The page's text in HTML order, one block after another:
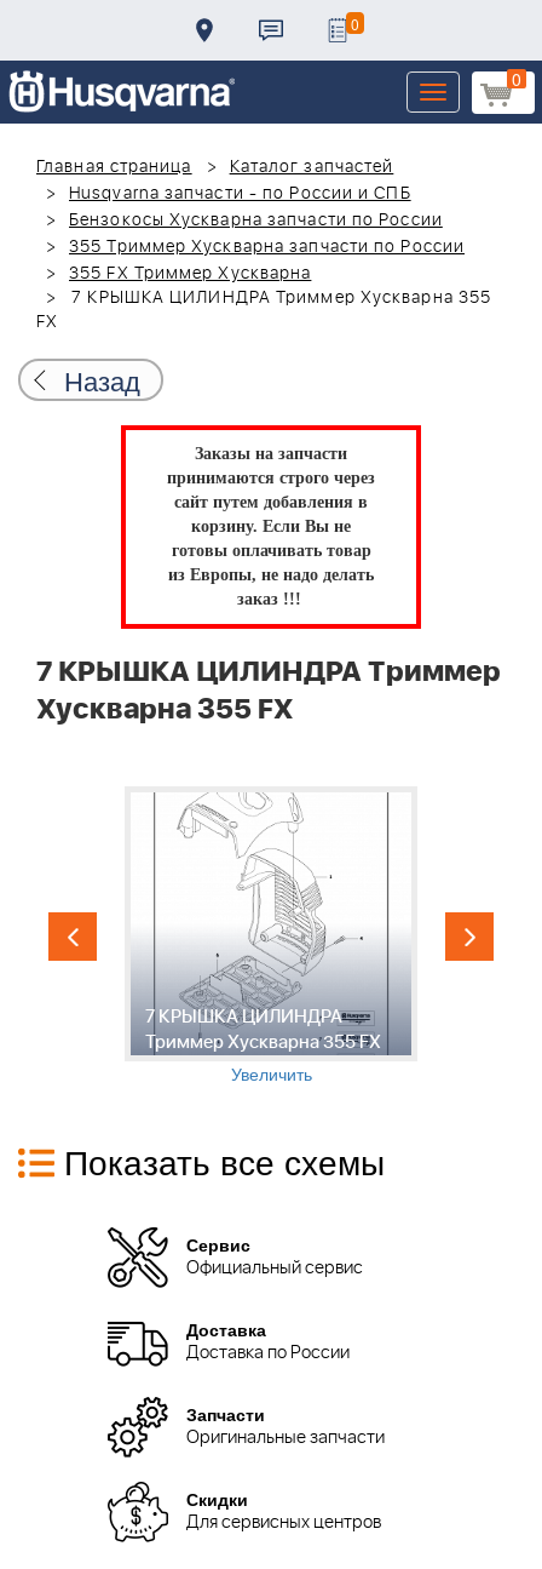
0
0
Toggle
navigation
Главная страница
Каталог запчастей
Husqvarna запчасти - по России и СПБ
Бензокосы Хускварна запчасти по России
355 Триммер Хускварна запчасти по России
355 FX Триммер Хускварна
7 КРЫШКА ЦИЛИНДРА Триммер Хускварна 355
FX
Назад
Заказы на запчасти
принимаются строго через
сайт путем добавления в
корзину. Если Вы не
готовы оплачивать товар
из Европы, не надо делать
заказ !!!
7 КРЫШКА ЦИЛИНДРА Триммер
Хускварна 355 FX
7 КРЫШКА ЦИЛИНДРА
Триммер Хускварна 355 FX
Увеличить
Показать все схемы
Сервис
Официальный сервис
Доставка
Доставка по России
Запчасти
Оригинальные запчасти
Скидки
Для сервисных центров